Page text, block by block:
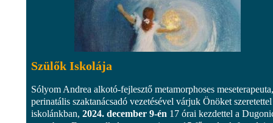
Szülők Iskolája
Sólyom Andrea alkotó-fejlesztő metamorphoses meseterapeuta,
perinatális szaktanácsadó vezetésével várjuk Önöket szeretettel
iskolánkban, 2024. december 9-én 17 órai kezdettel a